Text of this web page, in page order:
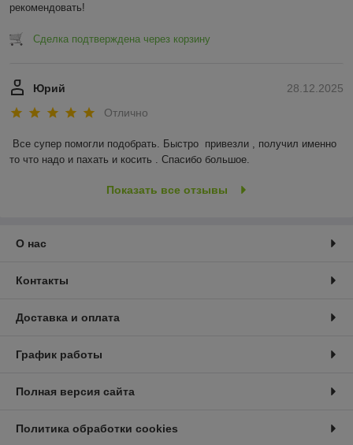
рекомендовать!
Сделка подтверждена через корзину
28.12.2025
Юрий
Отлично
Все супер помогли подобрать. Быстро  привезли , получил именно
то что надо и пахать и косить . Спасибо большое.
Показать все отзывы
О нас
Контакты
Доставка и оплата
График работы
Полная версия сайта
Политика обработки cookies